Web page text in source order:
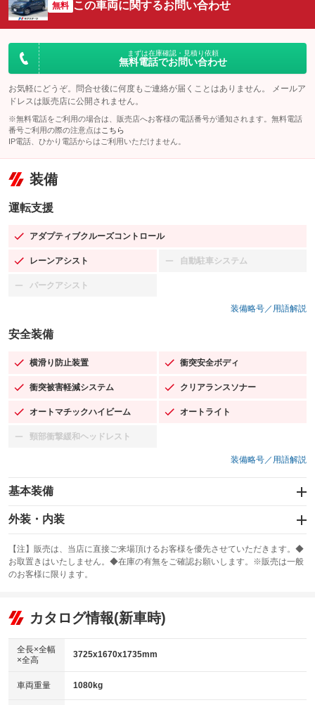
無料 この車両に関するお問い合わせ
まずは在庫確認・見積り依頼
無料電話でお問い合わせ
お気軽にどうぞ。問合せ後に何度もご連絡が届くことはありません。 メールア
ドレスは販売店に公開されません。
※無料電話をご利用の場合は、販売店へお客様の電話番号が通知されます。無料電話
番号ご利用の際の注意点は こちら
IP電話、ひかり電話からはご利用いただけません。
装備
運転支援
アダプティブクルーズコントロール
：装備あり
レーンアシスト
：装備あり 自動駐車システム
：装備なし
パークアシスト
：装備なし
装備略号／用語解説
安全装備
横滑り防止装置
：装備あり 衝突安全ボディ
：装備あり
衝突被害軽減システム
：装備あり クリアランスソナー
：装備あり
オートマチックハイビーム
：装備あり オートライト
：装備あり
頸部衝撃緩和ヘッドレスト
：装備なし
装備略号／用語解説
基本装備
エアバッグ：運転席/助手席
：装備あり
：装備あり
サンルーフ
：装備なし ABS
リフトアップ
：装備なし
：装備なし
パワーウィンドウ
アイドリングストップ
：装備あり
外装・内装
カーナビ：SDナビ
：装備あり
TV：フルセグ
：装備あり
ビジュアル
：装備なし
：装備あり
革シート
キーレス
【注】販売は、当店に直接ご来場頂けるお客様を優先させていただきます。◆
お取置きはいたしません。◆在庫の有無をご確認お願いします。※販売は一般
のお客様に限ります。
カタログ情報(新車時)
全長×全幅
×全高
3725x1670x1735mm
車両重量 1080kg